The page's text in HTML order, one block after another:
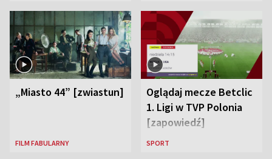
„Miasto 44” [zwiastun]
FILM FABULARNY
Oglądaj mecze Betclic
1. Ligi w TVP Polonia
[zapowiedź]
SPORT